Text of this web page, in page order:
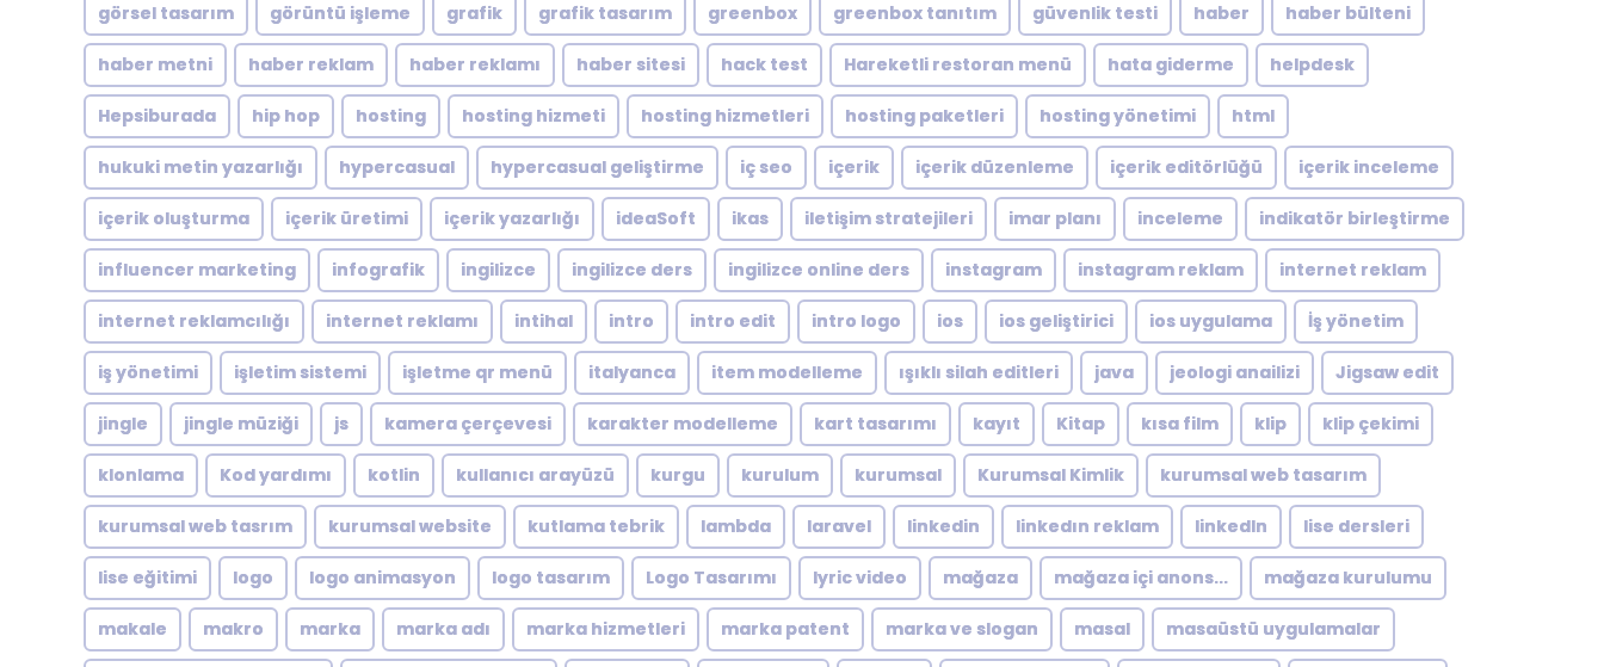
görsel tasarım görüntü işleme grafik grafik tasarım greenbox greenbox tanıtım güvenlik testi haber haber bülteni
haber metni haber reklam haber reklamı haber sitesi hack test Hareketli restoran menü hata giderme helpdesk
Hepsiburada hip hop hosting hosting hizmeti hosting hizmetleri hosting paketleri hosting yönetimi html
hukuki metin yazarlığı hypercasual hypercasual geliştirme iç seo içerik içerik düzenleme içerik editörlüğü içerik inceleme
içerik oluşturma içerik üretimi içerik yazarlığı ideaSoft ikas iletişim stratejileri imar planı inceleme indikatör birleştirme
influencer marketing infografik ingilizce ingilizce ders ingilizce online ders instagram instagram reklam internet reklam
internet reklamcılığı internet reklamı intihal intro intro edit intro logo ios ios geliştirici ios uygulama İş yönetim
iş yönetimi işletim sistemi işletme qr menü italyanca item modelleme ışıklı silah editleri java jeologi anailizi Jigsaw edit
jingle jingle müziği js kamera çerçevesi karakter modelleme kart tasarımı kayıt Kitap kısa film klip klip çekimi
klonlama Kod yardımı kotlin kullanıcı arayüzü kurgu kurulum kurumsal Kurumsal Kimlik kurumsal web tasarım
kurumsal web tasrım kurumsal website kutlama tebrik lambda laravel linkedin linkedın reklam linkedln lise dersleri
lise eğitimi logo logo animasyon logo tasarım Logo Tasarımı lyric video mağaza mağaza içi anons... mağaza kurulumu
makale makro marka marka adı marka hizmetleri marka patent marka ve slogan masal masaüstü uygulamalar